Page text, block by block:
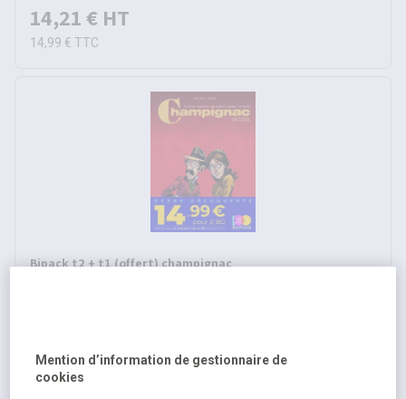
14,21 € HT
14,99 € TTC
Bipack t2 + t1 (offert) champignac
14,99 € TTC
Mention d’information de gestionnaire de
cookies